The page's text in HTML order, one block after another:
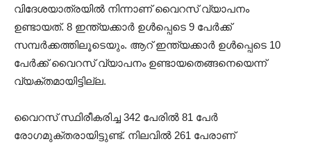
വിദേശയാത്രയിൽ നിന്നാണ് വൈറസ് വ്യാപനം
ഉണ്ടായത്. 8 ഇന്ത്യക്കാർ ഉള്‍പ്പെടെ 9 പേർക്ക്
സമ്പർക്കത്തിലൂടെയും. ആറ് ഇന്ത്യക്കാർ ഉള്‍പ്പെടെ 10
പേര്‍ക്ക് വൈറസ് വ്യാപനം ഉണ്ടായതെങ്ങനെയെന്ന്
വ്യക്തമായിട്ടില്ല.
വൈറസ് സ്ഥിരീകരിച്ച 342 പേരിൽ 81 പേർ
രോഗമുക്തരായിട്ടുണ്ട്. നിലവിൽ 261 പേരാണ്